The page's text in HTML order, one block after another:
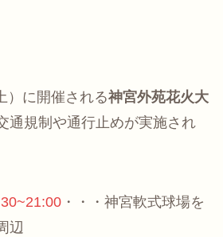
）に開催される神宮外苑花火大
通規制や通行止めが実施され
・・・神宮軟式球場を
辺